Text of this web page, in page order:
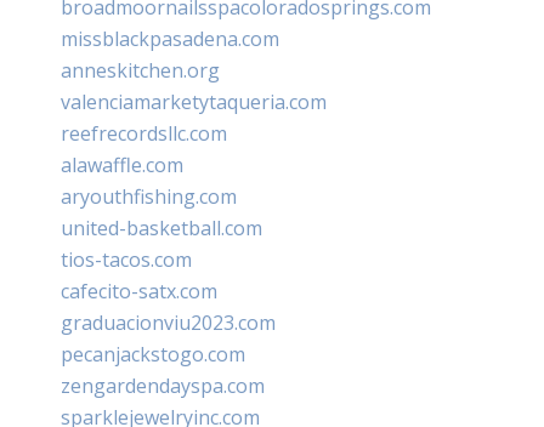
broadmoornailsspacoloradosprings.com
missblackpasadena.com
anneskitchen.org
valenciamarketytaqueria.com
reefrecordsllc.com
alawaffle.com
aryouthfishing.com
united-basketball.com
tios-tacos.com
cafecito-satx.com
graduacionviu2023.com
pecanjackstogo.com
zengardendayspa.com
sparklejewelryinc.com